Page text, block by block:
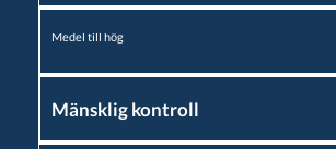
Medel till hög
Mänsklig kontroll